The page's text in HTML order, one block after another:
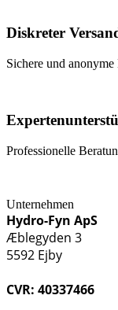
Diskreter
Sichere und
Professionelle
Unternehmen
Hydro-Fyn ApS
Æblegyden 3
5592 Ejby
CVR: 40337466